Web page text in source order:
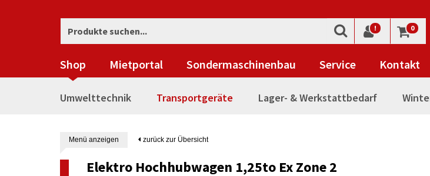
! 0
Shop Mietportal Sondermaschinenbau Service Kontakt
Umwelttechnik Transportgeräte Lager- & Werkstattbedarf
Menü anzeigen zurück zur Übersicht
Elektro Hochhubwagen 1,25to Ex Zone 2